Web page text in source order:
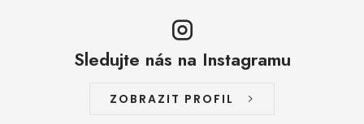
Sledujte nás na Instagramu
ZOBRAZIT PROFIL